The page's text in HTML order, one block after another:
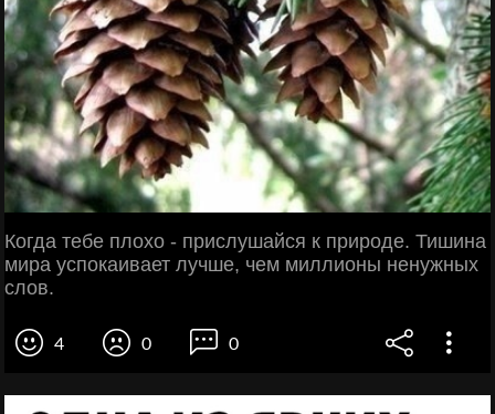
Когда тебе плохо - прислушайся к природе. Тишина
мира успокаивает лучше, чем миллионы ненужных
слов.
4 0 0